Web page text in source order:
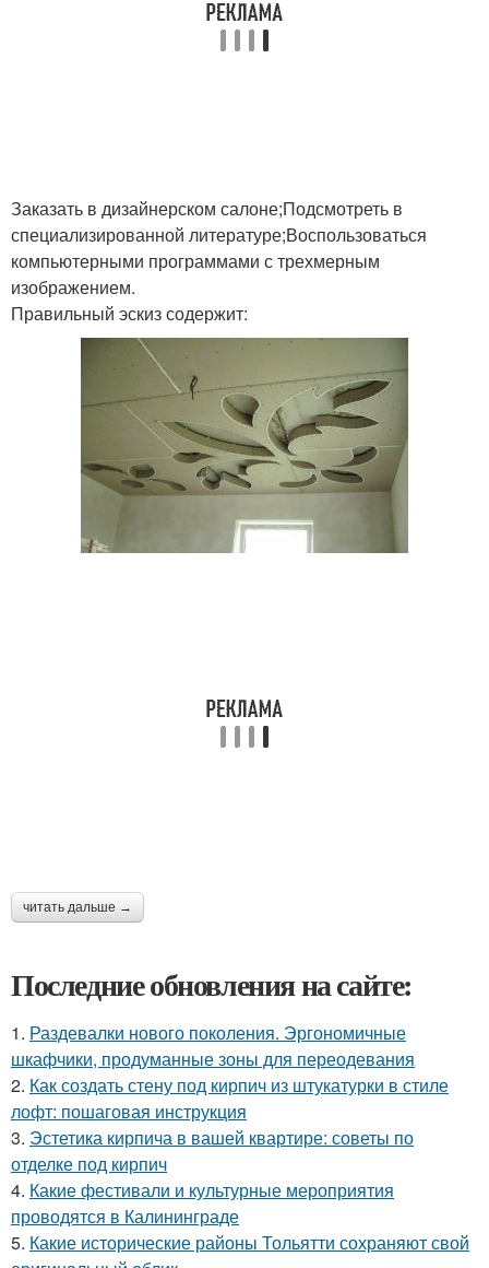
Заказать в дизайнерском салоне;Подсмотреть в
специализированной литературе;Воспользоваться
компьютерными программами с трехмерным
изображением.
Правильный эскиз содержит:
читать дальше →
Последние обновления на сайте:
1. Раздевалки нового поколения. Эргономичные
шкафчики, продуманные зоны для переодевания
2. Как создать стену под кирпич из штукатурки в стиле
лофт: пошаговая инструкция
3. Эстетика кирпича в вашей квартире: советы по
отделке под кирпич
4. Какие фестивали и культурные мероприятия
проводятся в Калининграде
5. Какие исторические районы Тольятти сохраняют свой